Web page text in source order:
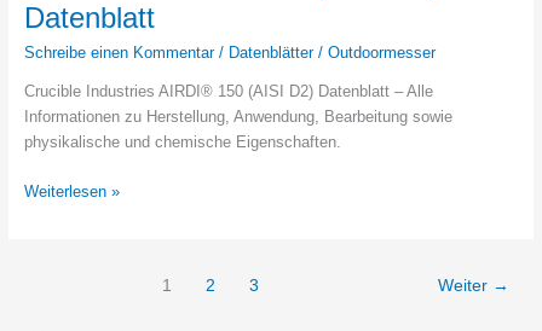
Datenblatt
Schreibe einen Kommentar / Datenblätter/ Outdoormesser
Crucible Industries AIRDI® 150 (AISI D2) Datenblatt – Alle
Informationen zu Herstellung, Anwendung, Bearbeitung sowie
physikalische und chemische Eigenschaften.
CRUCIBLE
Weiterlesen »
1 2 3 Weiter →